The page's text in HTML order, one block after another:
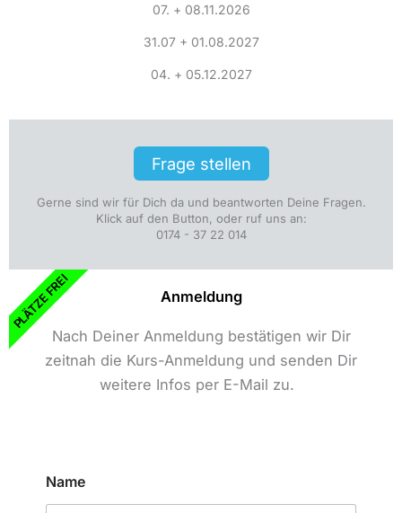
07. + 08.11.2026
31.07 + 01.08.2027
04. + 05.12.2027
Frage stellen
Gerne sind wir für Dich da und beantworten Deine Fragen.
Klick auf den Button, oder ruf uns an:
0174 - 37 22 014
PLÄTZE FREI Anmeldung
Nach Deiner Anmeldung bestätigen wir Dir
zeitnah die Kurs-Anmeldung und senden Dir
weitere Infos per E-Mail zu.
-
M
Name